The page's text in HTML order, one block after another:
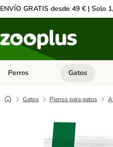
ENVÍO GRATIS desde 49 € | Solo
Perros Menú de
Gatos
Gatos Pienso para gatos